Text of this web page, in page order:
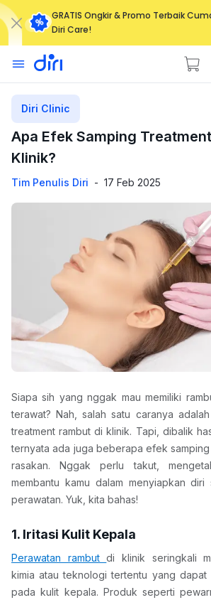
GRATIS Ongkir & Promo Terbaik
Diri Care!
Diri Clinic
Apa Efek Samping
Klinik?
Tim Penulis Diri - 17 Feb 2025
Siapa sih yang nggak mau memiliki
terawat? Nah, salah satu caranya
treatment rambut di klinik. Tapi, dibalik
ternyata ada juga beberapa efek
rasakan. Nggak perlu takut,
membantu kamu dalam menyiapkan diri
perawatan. Yuk, kita bahas!
1. Iritasi Kulit Kepala
Perawatan rambut di klinik seringkali
kimia atau teknologi tertentu yang dapat
pada kulit kepala. Produk seperti